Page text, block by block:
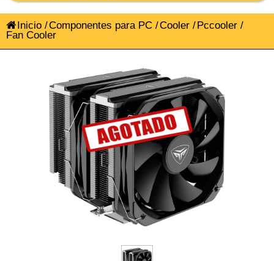
Inicio /Componentes para PC /Cooler /Pccooler /
Fan Cooler